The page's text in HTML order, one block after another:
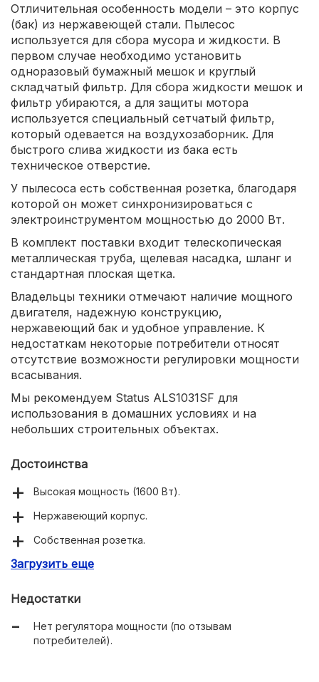
Отличительная особенность модели – это корпус
(бак) из нержавеющей стали. Пылесос
используется для сбора мусора и жидкости. В
первом случае необходимо установить
одноразовый бумажный мешок и круглый
складчатый фильтр. Для сбора жидкости мешок и
фильтр убираются, а для защиты мотора
используется специальный сетчатый фильтр,
который одевается на воздухозаборник. Для
быстрого слива жидкости из бака есть
техническое отверстие.
У пылесоса есть собственная розетка, благодаря
которой он может синхронизироваться с
электроинструментом мощностью до 2000 Вт.
В комплект поставки входит телескопическая
металлическая труба, щелевая насадка, шланг и
стандартная плоская щетка.
Владельцы техники отмечают наличие мощного
двигателя, надежную конструкцию,
нержавеющий бак и удобное управление. К
недостаткам некоторые потребители относят
отсутствие возможности регулировки мощности
всасывания.
Мы рекомендуем Status ALS1031SF для
использования в домашних условиях и на
небольших строительных объектах.
Достоинства
Высокая мощность (1600 Вт).
Нержавеющий корпус.
Собственная розетка.
Синхронизация с электроинструментом мощностью
Загрузить еще
Недостатки
Нет регулятора мощности (по отзывам
потребителей).